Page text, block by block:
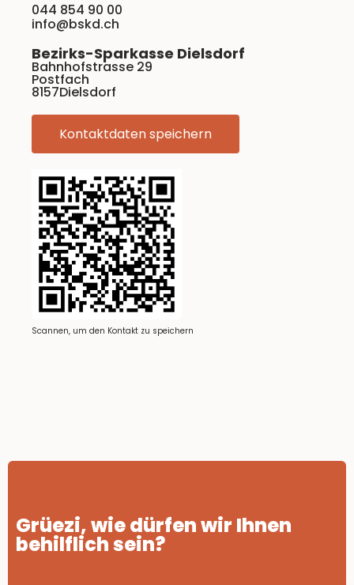
044 854 90 00
info@bskd.ch
Bezirks-Sparkasse Dielsdorf
Bahnhofstrasse 29
Postfach
8157Dielsdorf
Kontaktdaten speichern
Scannen, um den Kontakt zu speichern
Grüezi, wie dürfen wir Ihnen
behilflich sein?